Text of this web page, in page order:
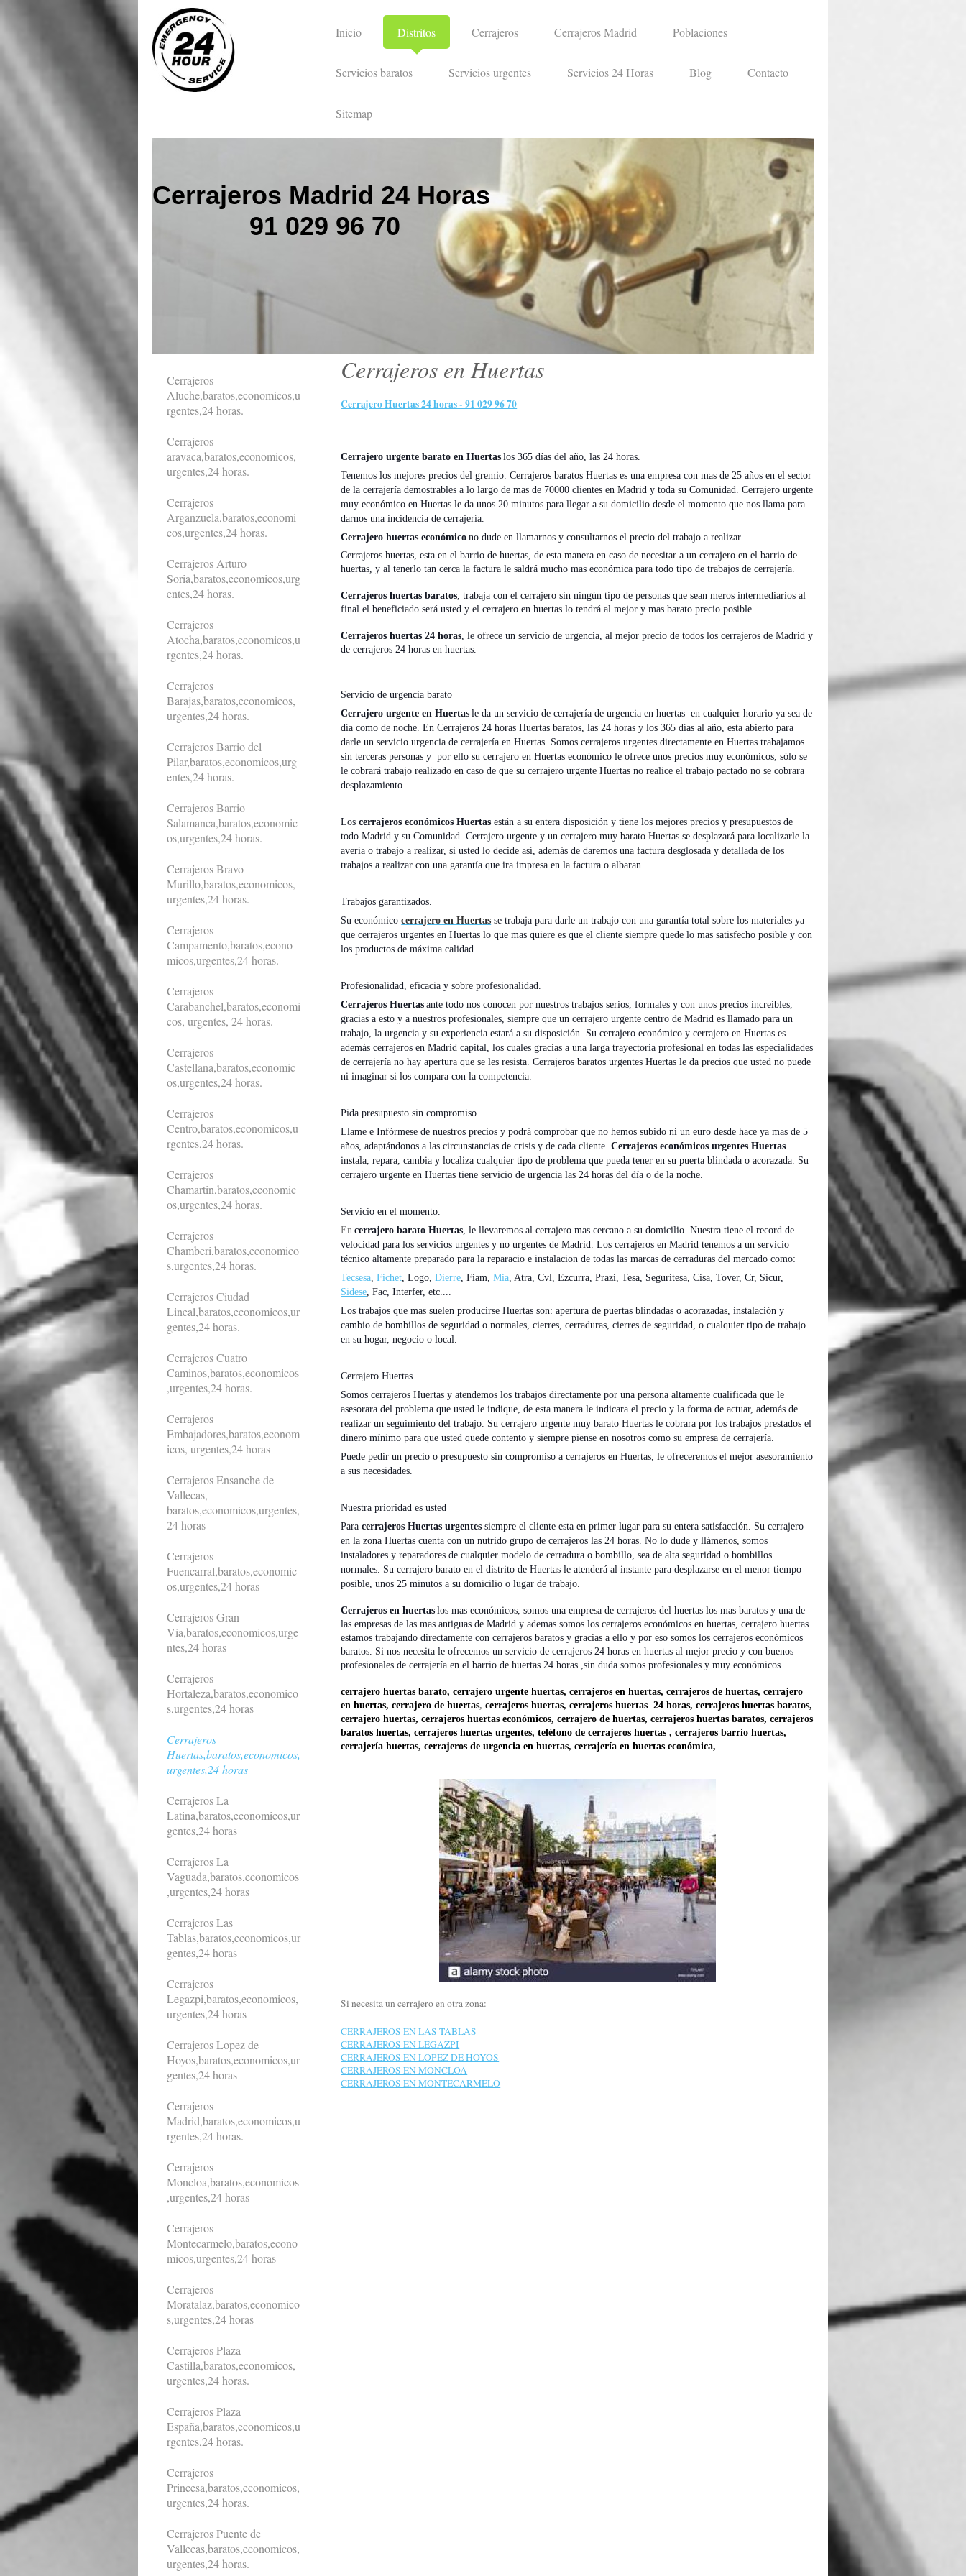
Inicio Distritos Cerrajeros Cerrajeros Madrid Poblaciones
Servicios baratos Servicios urgentes Servicios 24 Horas Blog Contacto
Sitemap
Cerrajeros Madrid 24 Horas
91 029 96 70
Cerrajeros en Huertas
Cerrajero Huertas 24 horas - 91 029 96 70
Cerrajero urgente barato en Huertas los 365 días del año, las 24 horas.
Tenemos los mejores precios del gremio. Cerrajeros baratos Huertas es una empresa con mas de 25 años en el sector
de la cerrajería demostrables a lo largo de mas de 70000 clientes en Madrid y toda su Comunidad. Cerrajero urgente
muy económico en Huertas le da unos 20 minutos para llegar a su domicilio desde el momento que nos llama para
darnos una incidencia de cerrajería.
Cerrajero huertas económico no dude en llamarnos y consultarnos el precio del trabajo a realizar.
Cerrajeros huertas, esta en el barrio de huertas, de esta manera en caso de necesitar a un cerrajero en el barrio de
huertas, y al tenerlo tan cerca la factura le saldrá mucho mas económica para todo tipo de trabajos de cerrajería.
Cerrajeros huertas baratos , trabaja con el cerrajero sin ningún tipo de personas que sean meros intermediarios al
final el beneficiado será usted y el cerrajero en huertas lo tendrá al mejor y mas barato precio posible.
Cerrajeros huertas 24 horas , le ofrece un servicio de urgencia, al mejor precio de todos los cerrajeros de Madrid y
de cerrajeros 24 horas en huertas.
Servicio de urgencia barato
Cerrajero urgente en Huertas le da un servicio de cerrajería de urgencia en huertas en cualquier horario ya sea de
día como de noche. En Cerrajeros 24 horas Huertas baratos, las 24 horas y los 365 días al año, esta abierto para
darle un servicio urgencia de cerrajería en Huertas. Somos cerrajeros urgentes directamente en Huertas trabajamos
sin terceras personas y por ello su cerrajero en Huertas económico le ofrece unos precios muy económicos, sólo se
le cobrará trabajo realizado en caso de que su cerrajero urgente Huertas no realice el trabajo pactado no se cobrara
desplazamiento.
Loscerrajeros económicos Huertas están a su entera disposición y tiene los mejores precios y presupuestos de
todo Madrid y su Comunidad. Cerrajero urgente y un cerrajero muy barato Huertas se desplazará para localizarle la
avería o trabajo a realizar, si usted lo decide así, además de daremos una factura desglosada y detallada de los
trabajos a realizar con una garantía que ira impresa en la factura o albaran.
Trabajos garantizados.
Su económico cerrajero en Huertas se trabaja para darle un trabajo con una garantía total sobre los materiales ya
que cerrajeros urgentes en Huertas lo que mas quiere es que el cliente siempre quede lo mas satisfecho posible y con
los productos de máxima calidad.
Profesionalidad, eficacia y sobre profesionalidad.
Cerrajeros Huertas ante todo nos conocen por nuestros trabajos serios, formales y con unos precios increíbles,
gracias a esto y a nuestros profesionales, siempre que un cerrajero urgente centro de Madrid es llamado para un
trabajo, la urgencia y su experiencia estará a su disposición. Su cerrajero económico y cerrajero en Huertas es
además cerrajeros en Madrid capital, los cuales gracias a una larga trayectoria profesional en todas las especialidades
de cerrajería no hay apertura que se les resista. Cerrajeros baratos urgentes Huertas le da precios que usted no puede
ni imaginar si los compara con la competencia.
Pida presupuesto sin compromiso
Llame e Infórmese de nuestros precios y podrá comprobar que no hemos subido ni un euro desde hace ya mas de 5
años, adaptándonos a las circunstancias de crisis y de cada cliente.Cerrajeros económicos urgentes Huertas
instala, repara, cambia y localiza cualquier tipo de problema que pueda tener en su puerta blindada o acorazada. Su
cerrajero urgente en Huertas tiene servicio de urgencia las 24 horas del día o de la noche.
Servicio en el momento.
En cerrajero barato Huertas , le llevaremos al cerrajero mas cercano a su domicilio. Nuestra tiene el record de
velocidad para los servicios urgentes y no urgentes de Madrid. Los cerrajeros en Madrid tenemos a un servicio
técnico altamente preparado para la reparacio e instalacion de todas las marcas de cerraduras del mercado como:
Tecsesa ,Fichet , Logo,Dierre , Fiam,Mia , Atra, Cvl, Ezcurra, Prazi, Tesa, Seguritesa, Cisa, Tover, Cr, Sicur,
Sidese , Fac, Interfer, etc....
Los trabajos que mas suelen producirse Huertas son: apertura de puertas blindadas o acorazadas, instalación y
cambio de bombillos de seguridad o normales, cierres, cerraduras, cierres de seguridad, o cualquier tipo de trabajo
en su hogar, negocio o local.
Cerrajero Huertas
Somos cerrajeros Huertas y atendemos los trabajos directamente por una persona altamente cualificada que le
asesorara del problema que usted le indique, de esta manera le indicara el precio y la forma de actuar, además de
realizar un seguimiento del trabajo. Su cerrajero urgente muy barato Huertas le cobrara por los trabajos prestados el
dinero mínimo para que usted quede contento y siempre piense en nosotros como su empresa de cerrajería.
Puede pedir un precio o presupuesto sin compromiso a cerrajeros en Huertas, le ofreceremos el mejor asesoramiento
a sus necesidades.
Nuestra prioridad es usted
Paracerrajeros Huertas urgentes siempre el cliente esta en primer lugar para su entera satisfacción. Su cerrajero
en la zona Huertas cuenta con un nutrido grupo de cerrajeros las 24 horas. No lo dude y llámenos, somos
instaladores y reparadores de cualquier modelo de cerradura o bombillo, sea de alta seguridad o bombillos
normales. Su cerrajero barato en el distrito de Huertas le atenderá al instante para desplazarse en el menor tiempo
posible, unos 25 minutos a su domicilio o lugar de trabajo.
Cerrajeros en huertas los mas económicos, somos una empresa de cerrajeros del huertas los mas baratos y una de
las empresas de las mas antiguas de Madrid y ademas somos los cerrajeros económicos en huertas, cerrajero huertas
estamos trabajando directamente con cerrajeros baratos y gracias a ello y por eso somos los cerrajeros económicos
baratos. Si nos necesita le ofrecemos un servicio de cerrajeros 24 horas en huertas al mejor precio y con buenos
profesionales de cerrajería en el barrio de huertas 24 horas ,sin duda somos profesionales y muy económicos.
cerrajero huertas barato, cerrajero urgente huertas, cerrajeros en huertas, cerrajeros de huertas, cerrajero
en huertas, cerrajero de huertas,cerrajeros huertas, cerrajeros huertas 24 horas, cerrajeros huertas baratos,
cerrajero huertas, cerrajeros huertas económicos, cerrajero de huertas, cerrajeros huertas baratos, cerrajeros
baratos huertas, cerrajeros huertas urgentes, teléfono de cerrajeros huertas , cerrajeros barrio huertas,
cerrajería huertas, cerrajeros de urgencia en huertas, cerrajería en huertas económica,
Si necesita un cerrajero en otra zona:
CERRAJEROS EN LAS TABLAS
CERRAJEROS EN LEGAZPI
CERRAJEROS EN LOPEZ DE HOYOS
CERRAJEROS EN MONCLOA
CERRAJEROS EN MONTECARMELO
Cerrajeros
Aluche,baratos,economicos,u
rgentes,24 horas.
Cerrajeros
aravaca,baratos,economicos,
urgentes,24 horas.
Cerrajeros
Arganzuela,baratos,economi
cos,urgentes,24 horas.
Cerrajeros Arturo
Soria,baratos,economicos,urg
entes,24 horas.
Cerrajeros
Atocha,baratos,economicos,u
rgentes,24 horas.
Cerrajeros
Barajas,baratos,economicos,
urgentes,24 horas.
Cerrajeros Barrio del
Pilar,baratos,economicos,urg
entes,24 horas.
Cerrajeros Barrio
Salamanca,baratos,economic
os,urgentes,24 horas.
Cerrajeros Bravo
Murillo,baratos,economicos,
urgentes,24 horas.
Cerrajeros
Campamento,baratos,econo
micos,urgentes,24 horas.
Cerrajeros
Carabanchel,baratos,economi
cos, urgentes, 24 horas.
Cerrajeros
Castellana,baratos,economic
os,urgentes,24 horas.
Cerrajeros
Centro,baratos,economicos,u
rgentes,24 horas.
Cerrajeros
Chamartin,baratos,economic
os,urgentes,24 horas.
Cerrajeros
Chamberi,baratos,economico
s,urgentes,24 horas.
Cerrajeros Ciudad
Lineal,baratos,economicos,ur
gentes,24 horas.
Cerrajeros Cuatro
Caminos,baratos,economicos
,urgentes,24 horas.
Cerrajeros
Embajadores,baratos,econom
icos, urgentes,24 horas
Cerrajeros Ensanche de
Vallecas,
baratos,economicos,urgentes,
24 horas
Cerrajeros
Fuencarral,baratos,economic
os,urgentes,24 horas
Cerrajeros Gran
Via,baratos,economicos,urge
ntes,24 horas
Cerrajeros
Hortaleza,baratos,economico
s,urgentes,24 horas
Cerrajeros
Huertas,baratos,economicos,
urgentes,24 horas
Cerrajeros La
Latina,baratos,economicos,ur
gentes,24 horas
Cerrajeros La
Vaguada,baratos,economicos
,urgentes,24 horas
Cerrajeros Las
Tablas,baratos,economicos,ur
gentes,24 horas
Cerrajeros
Legazpi,baratos,economicos,
urgentes,24 horas
Cerrajeros Lopez de
Hoyos,baratos,economicos,ur
gentes,24 horas
Cerrajeros
Madrid,baratos,economicos,u
rgentes,24 horas.
Cerrajeros
Moncloa,baratos,economicos
,urgentes,24 horas
Cerrajeros
Montecarmelo,baratos,econo
micos,urgentes,24 horas
Cerrajeros
Moratalaz,baratos,economico
s,urgentes,24 horas
Cerrajeros Plaza
Castilla,baratos,economicos,
urgentes,24 horas.
Cerrajeros Plaza
España,baratos,economicos,u
rgentes,24 horas.
Cerrajeros
Princesa,baratos,economicos,
urgentes,24 horas.
Cerrajeros Puente de
Vallecas,baratos,economicos,
urgentes,24 horas.